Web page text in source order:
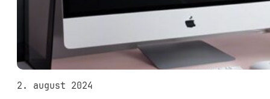
2. august 2024